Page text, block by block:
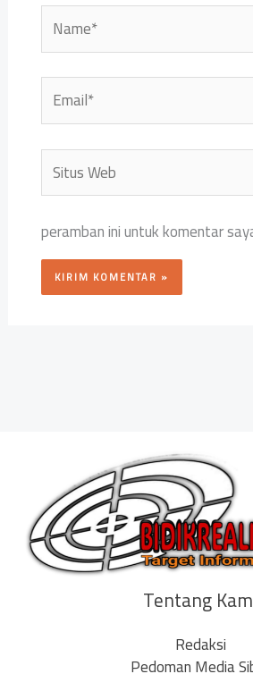
Name*
Email*
Situs
Web
peramban ini untuk komentar
Tentang
Redaksi
Pedoman Media